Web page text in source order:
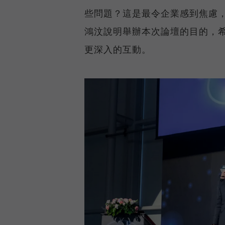
些問題？這是最令企業感到焦慮
鴻汶說明舉辦本次論壇的目的，
更深入的互動。